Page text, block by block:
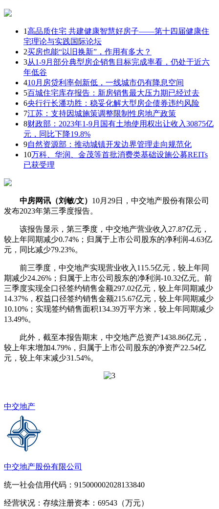
1高品质住宅 共建健康智慧好房子——第十四届健康住
宅理论与实践国际论坛
2买房也能“以旧换新”，作用有多大？
3从1-9月部分典型房企销售目标完成率看，仍处于近六
年低谷
410月房贷利率创新低，一线城市仍有降息空间
5百城住宅库存报告：新房销售最大压力期已经过去
6央行行长潘功胜：稳妥化解大型房企债券违约风险
7江苏：支持因城施策调整限制性房地产政策
8财政部：2023年1-9月国有土地使用权出让收入30875亿
元，同比下降19.8%
9自然资源部：推动城镇开发边界管理走向规范化
10万科、华润、金茂等首批消费类基础设施公募REITs
已获受理
中房网讯（刘敏/文） 10月29日，中交地产股份有限公司
发布2023年第三季度报告。
该报告显示，第三季度，中交地产营业收入27.87亿元，
较上年同期减少0.74%；归属于上市公司股东的净利润-4.63亿
元，同比减少79.23%。
前三季度，中交地产实现营业收入115.5亿元，较上年同
期减少24.26%；归属于上市公司股东的净利润-10.32亿元。前
三季度实现全口径签约销售金额297.02亿元，较上年同期减少
14.37%，权益口径签约销售金额215.67亿元，较上年同期减少
10.10%；实现签约销售面积134.39万平方米，较上年同期减少
13.49%。
此外，截至本报告期末，中交地产总资产1438.86亿元，
较上年末增加4.79%，归属于上市公司股东的净资产22.54亿
元，较上年末减少31.54%。
中交地产
中交地产股份有限公司
统一社会信用代码：915000002028133840
经营状况：存续注册资本：69543（万元）